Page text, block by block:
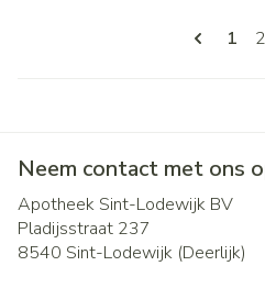
U
1 2
Neem contact met ons
Apotheek Sint-Lodewijk BV
Pladijsstraat 237
8540 Sint-Lodewijk (Deerlijk)